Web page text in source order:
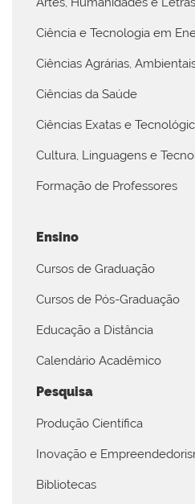
Ciência e Tecnologia em
Ciências Agrárias,
Ciências da Saúde
Ciências Exatas e
Cultura, Linguagens e
Formação de Professores
Ensino
Cursos de Graduação
Cursos de Pós-Graduação
Educação a Distância
Calendário Acadêmico
Pesquisa
Produção Científica
Inovação e
Bibliotecas